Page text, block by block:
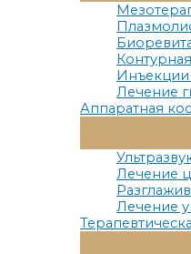
Инъекции
Лечение
Аппаратная
Лечение
Лечение